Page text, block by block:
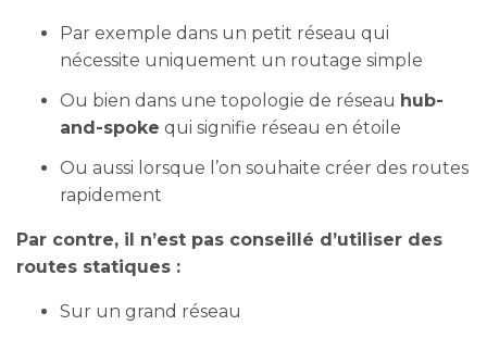
Par exemple dans un petit réseau qui
nécessite uniquement un routage simple
Ou bien dans une topologie de réseau hub-
and-spoke qui signifie réseau en étoile
Ou aussi lorsque l’on souhaite créer des routes
rapidement
Par contre, il n’est pas conseillé d’utiliser des
routes statiques :
Sur un grand réseau